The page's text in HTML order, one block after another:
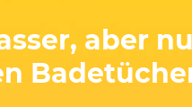
aber